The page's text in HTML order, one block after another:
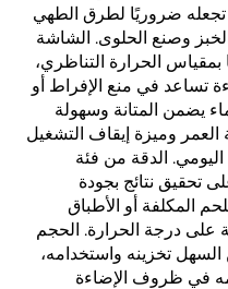
تجعله ضروريًا لطرق الطهي
وصنع الحلوى. الشاشة
بمقياس الحرارة التناظري،
تساعد في منع الإفراط أو
يضمن المتانة وسهولة
العمر وميزة إيقاف التشغيل
اليومي. الدقة من فئة
تحقيق نتائج بجودة
المكلفة أو الأطباق
درجة الحرارة. الحجم
تخزينه واستخدامه،
في ظروف الإضاءة